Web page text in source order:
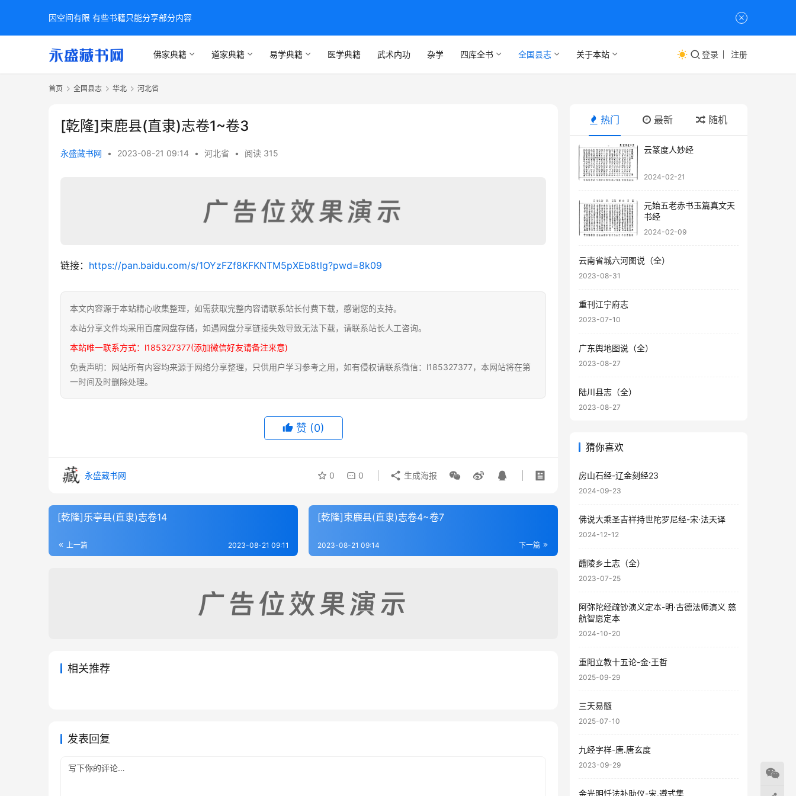
佛家典籍 道家典籍 易学典籍 医学典籍 武术内功 杂学 四库全书 全国县志 关于本站 登录 注册
首页 全国县志 华北 河北省
[乾隆]束鹿县(直隶)志卷1~卷3
永盛藏书网 • 2023-08-21 09:14 • 河北省 • 阅读 315
链接： https://pan.baidu.com/s/1OYzFZf8KFKNTM5pXEb8tlg?pwd=8k09
本文内容源于本站精心收集整理，如需获取完整内容请联系站长付费下载，感谢您的支持。
本站分享文件均采用百度网盘存储，如遇网盘分享链接失效导致无法下载，请联系站长人工咨询。
本站唯一联系方式：l185327377(添加微信好友请备注来意)
免责声明：网站所有内容均来源于网络分享整理，只供用户学习参考之用，如有侵权请联系微信：l185327377，本网站将在第
一时间及时删除处理。
赞 (0)
永盛藏书网 0 0 生成海报
[乾隆]乐亭县(直隶)志卷14
上一篇 2023-08-21 09:11
[乾隆]束鹿县(直隶)志卷4~卷7
下一篇
2023-08-21 09:14
相关推荐
发表回复
热门 最新 随机
云篆度人妙经
2024-02-21
元始五老赤书玉篇真文天
书经
2024-02-09
云南省城六河图说（全）
2023-08-31
重刊江宁府志
2023-07-10
广东舆地图说（全）
2023-08-27
陆川县志（全）
2023-08-27
猜你喜欢
房山石经-辽金刻经23
2024-09-23
佛说大乘圣吉祥持世陀罗尼经-宋·法天译
2024-12-12
醴陵乡土志（全）
2023-07-25
阿弥陀经疏钞演义定本-明·古德法师演义 慈
航智愿定本
2024-10-20
重阳立教十五论-金·王哲
2025-09-29
三天易髓
2025-07-10
九经字样-唐.唐玄度
2023-09-29
金光明忏法补助仪-宋.遵式集
因空间有限 有些书籍只能分享部分内容